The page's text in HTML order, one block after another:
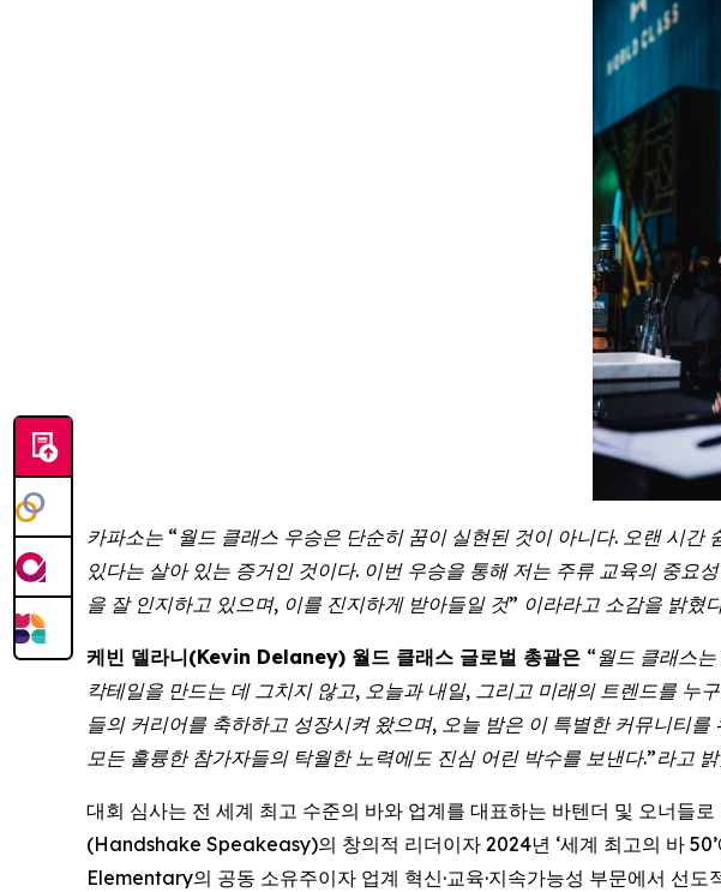
카파소는 “월드 클래스 우승은 단순히 꿈이 실현된 것이 아니다. 오랜 시
있다는 살아 있는 증거인 것이다. 이번 우승을 통해 저는 주류 교육의 중
을 잘 인지하고 있으며, 이를 진지하게 받아들일 것” 이라라고 소감을 밝혔
케빈 델라니(Kevin Delaney) 월드 클래스 글로벌 총괄은 “월드 클래스
칵테일을 만드는 데 그치지 않고, 오늘과 내일, 그리고 미래의 트렌드를
들의 커리어를 축하하고 성장시켜 왔으며, 오늘 밤은 이 특별한 커뮤니티
모든 훌륭한 참가자들의 탁월한 노력에도 진심 어린 박수를 보낸다.”라고
대회 심사는 전 세계 최고 수준의 바와 업계를 대표하는 바텐더 및 오너들
(Handshake Speakeasy)의 창의적 리더이자 2024년 ‘세계 최고의 바
Elementary의 공동 소유주이자 업계 혁신·교육·지속가능성 부문에서 선